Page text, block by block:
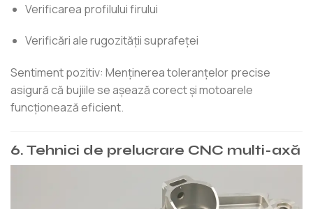
Verificarea profilului firului
Verificări ale rugozității suprafeței
Sentiment pozitiv: Menținerea toleranțelor precise
asigură că bujiile se așează corect și motoarele
funcționează eficient.
6. Tehnici de prelucrare CNC multi-axă